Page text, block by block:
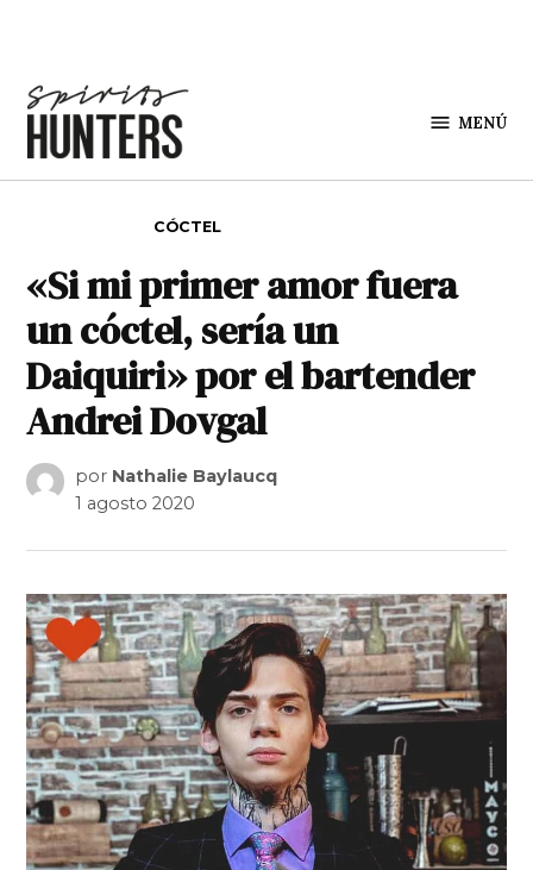
MENÚ
CÓCTEL
«Si mi primer amor fuera
un cóctel, sería un
Daiquiri» por el bartender
Andrei Dovgal
por Nathalie Baylaucq
1 agosto 2020